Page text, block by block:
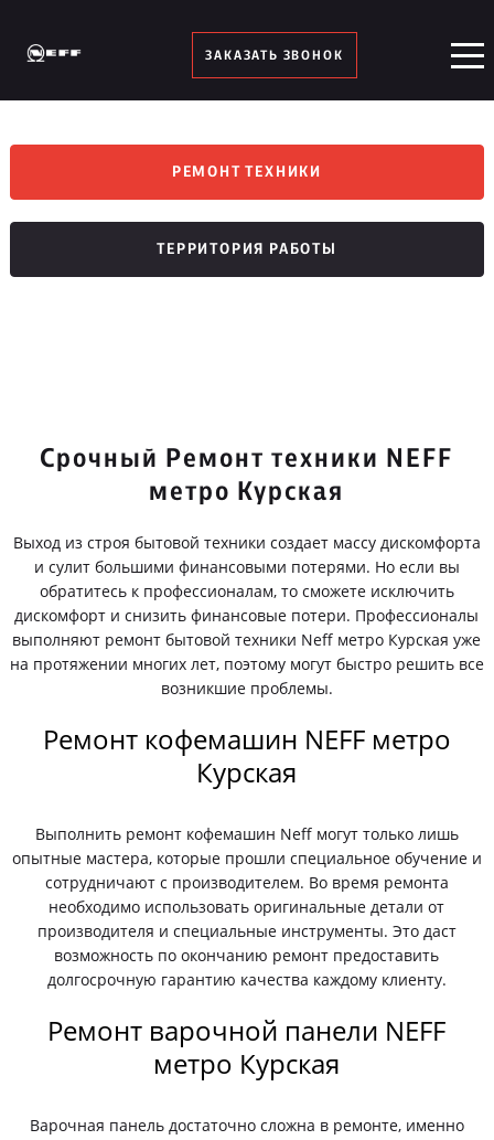
ЗАКАЗАТЬ ЗВОНОК
РЕМОНТ ТЕХНИКИ
ТЕРРИТОРИЯ РАБОТЫ
Срочный Ремонт техники NEFF
метро Курская
Выход из строя бытовой техники создает массу дискомфорта
и сулит большими финансовыми потерями. Но если вы
обратитесь к профессионалам, то сможете исключить
дискомфорт и снизить финансовые потери. Профессионалы
выполняют ремонт бытовой техники Neff метро Курская уже
на протяжении многих лет, поэтому могут быстро решить все
возникшие проблемы.
Ремонт кофемашин NEFF метро
Курская
Выполнить ремонт кофемашин Neff могут только лишь
опытные мастера, которые прошли специальное обучение и
сотрудничают с производителем. Во время ремонта
необходимо использовать оригинальные детали от
производителя и специальные инструменты. Это даст
возможность по окончанию ремонт предоставить
долгосрочную гарантию качества каждому клиенту.
Ремонт варочной панели NEFF
метро Курская
Варочная панель достаточно сложна в ремонте, именно